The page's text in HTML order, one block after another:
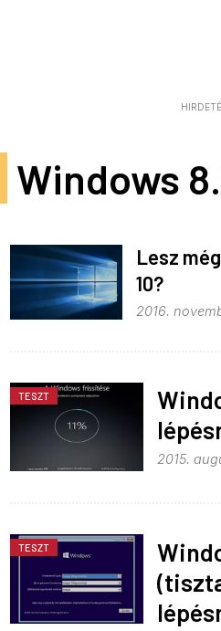
Windows
Lesz
10?
2016.
TESZT
2015.
TESZT